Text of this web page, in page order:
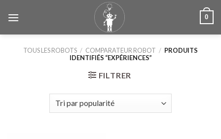
0
TOUS LES ROBOTS / COMPARATEUR ROBOT / PRODUITS
IDENTIFIÉS “EXPÉRIENCES”
FILTRER